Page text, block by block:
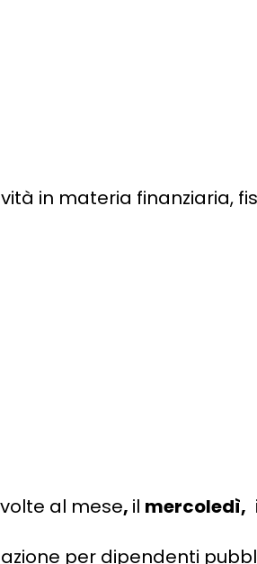
in materia finanziaria,
al mese, il mercoledì,
per dipendenti